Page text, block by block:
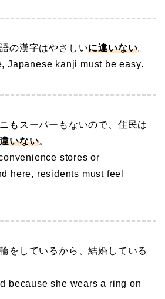
の漢字はやさしいに違いない。
Japanese kanji must be easy.
もスーパーもないので、住民は
いない。
stores or
here, residents must feel
をしているから、結婚している
because she wears a ring on